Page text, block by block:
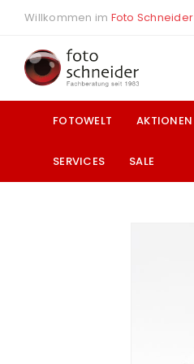
Willkommen im Foto Schneider
FOTOWELT AKTIONEN
SERVICES SALE